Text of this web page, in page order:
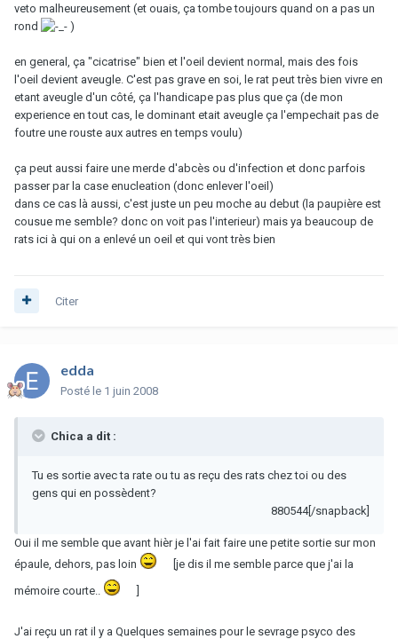
veto malheureusement (et ouais, ça tombe toujours quand on a pas un
rond
)
en general, ça "cicatrise" bien et l'oeil devient normal, mais des fois
l'oeil devient aveugle. C'est pas grave en soi, le rat peut très bien vivre en
etant aveugle d'un côté, ça l'handicape pas plus que ça (de mon
experience en tout cas, le dominant etait aveugle ça l'empechait pas de
foutre une rouste aux autres en temps voulu)
ça peut aussi faire une merde d'abcès ou d'infection et donc parfois
passer par la case enucleation (donc enlever l'oeil)
dans ce cas là aussi, c'est juste un peu moche au debut (la paupière est
cousue me semble? donc on voit pas l'interieur) mais ya beaucoup de
rats ici à qui on a enlevé un oeil et qui vont très bien
Citer
edda
Posté le 1 juin 2008
Chica a dit :
Tu es sortie avec ta rate ou tu as reçu des rats chez toi ou des
gens qui en possèdent?
880544[/snapback]
Oui il me semble que avant hièr je l'ai fait faire une petite sortie sur mon
épaule, dehors, pas loin
[je dis il me semble parce que j'ai la
mémoire courte..
J'ai reçu un rat il y a Quelques semaines pour le sevrage psyco des